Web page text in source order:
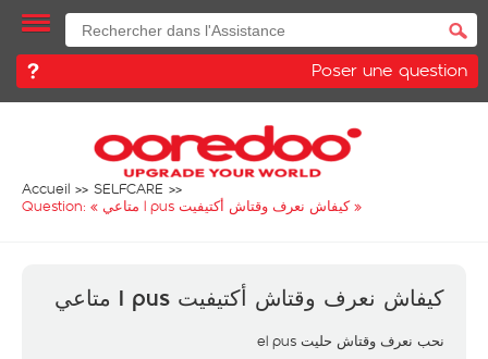
Poser une question
Accueil
SELFCARE
Question: «
كيفاش نعرف وقتاش أكتيفيت l pus متاعي»
كيفاش نعرف وقتاش أكتيفيت l pus متاعي
نحب نعرف وقتاش حليت el pus